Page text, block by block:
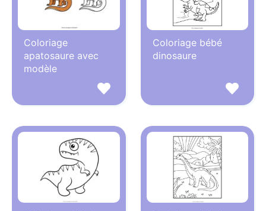
Coloriage
apatosaure avec
modèle
Coloriage bébé
dinosaure